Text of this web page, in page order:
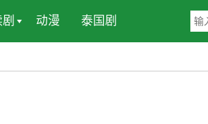
动漫 泰国剧